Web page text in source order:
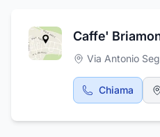
Caffe'
Via Antonio
Chiama